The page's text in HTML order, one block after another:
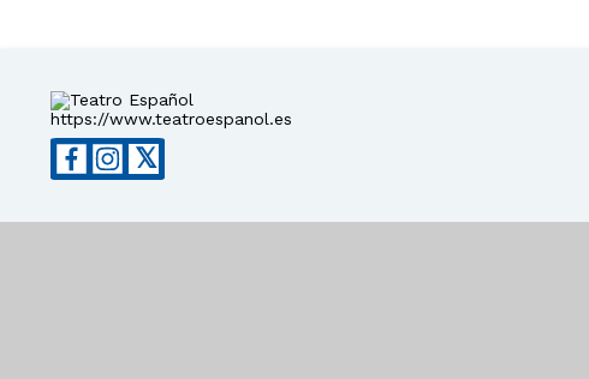
https://www.teatroespanol.es
𝕏